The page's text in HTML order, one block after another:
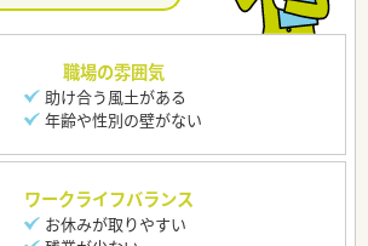
職場の雰囲気
助け合う風土がある
年齢や性別の壁がない
ワークライフバランス
お休みが取りやすい